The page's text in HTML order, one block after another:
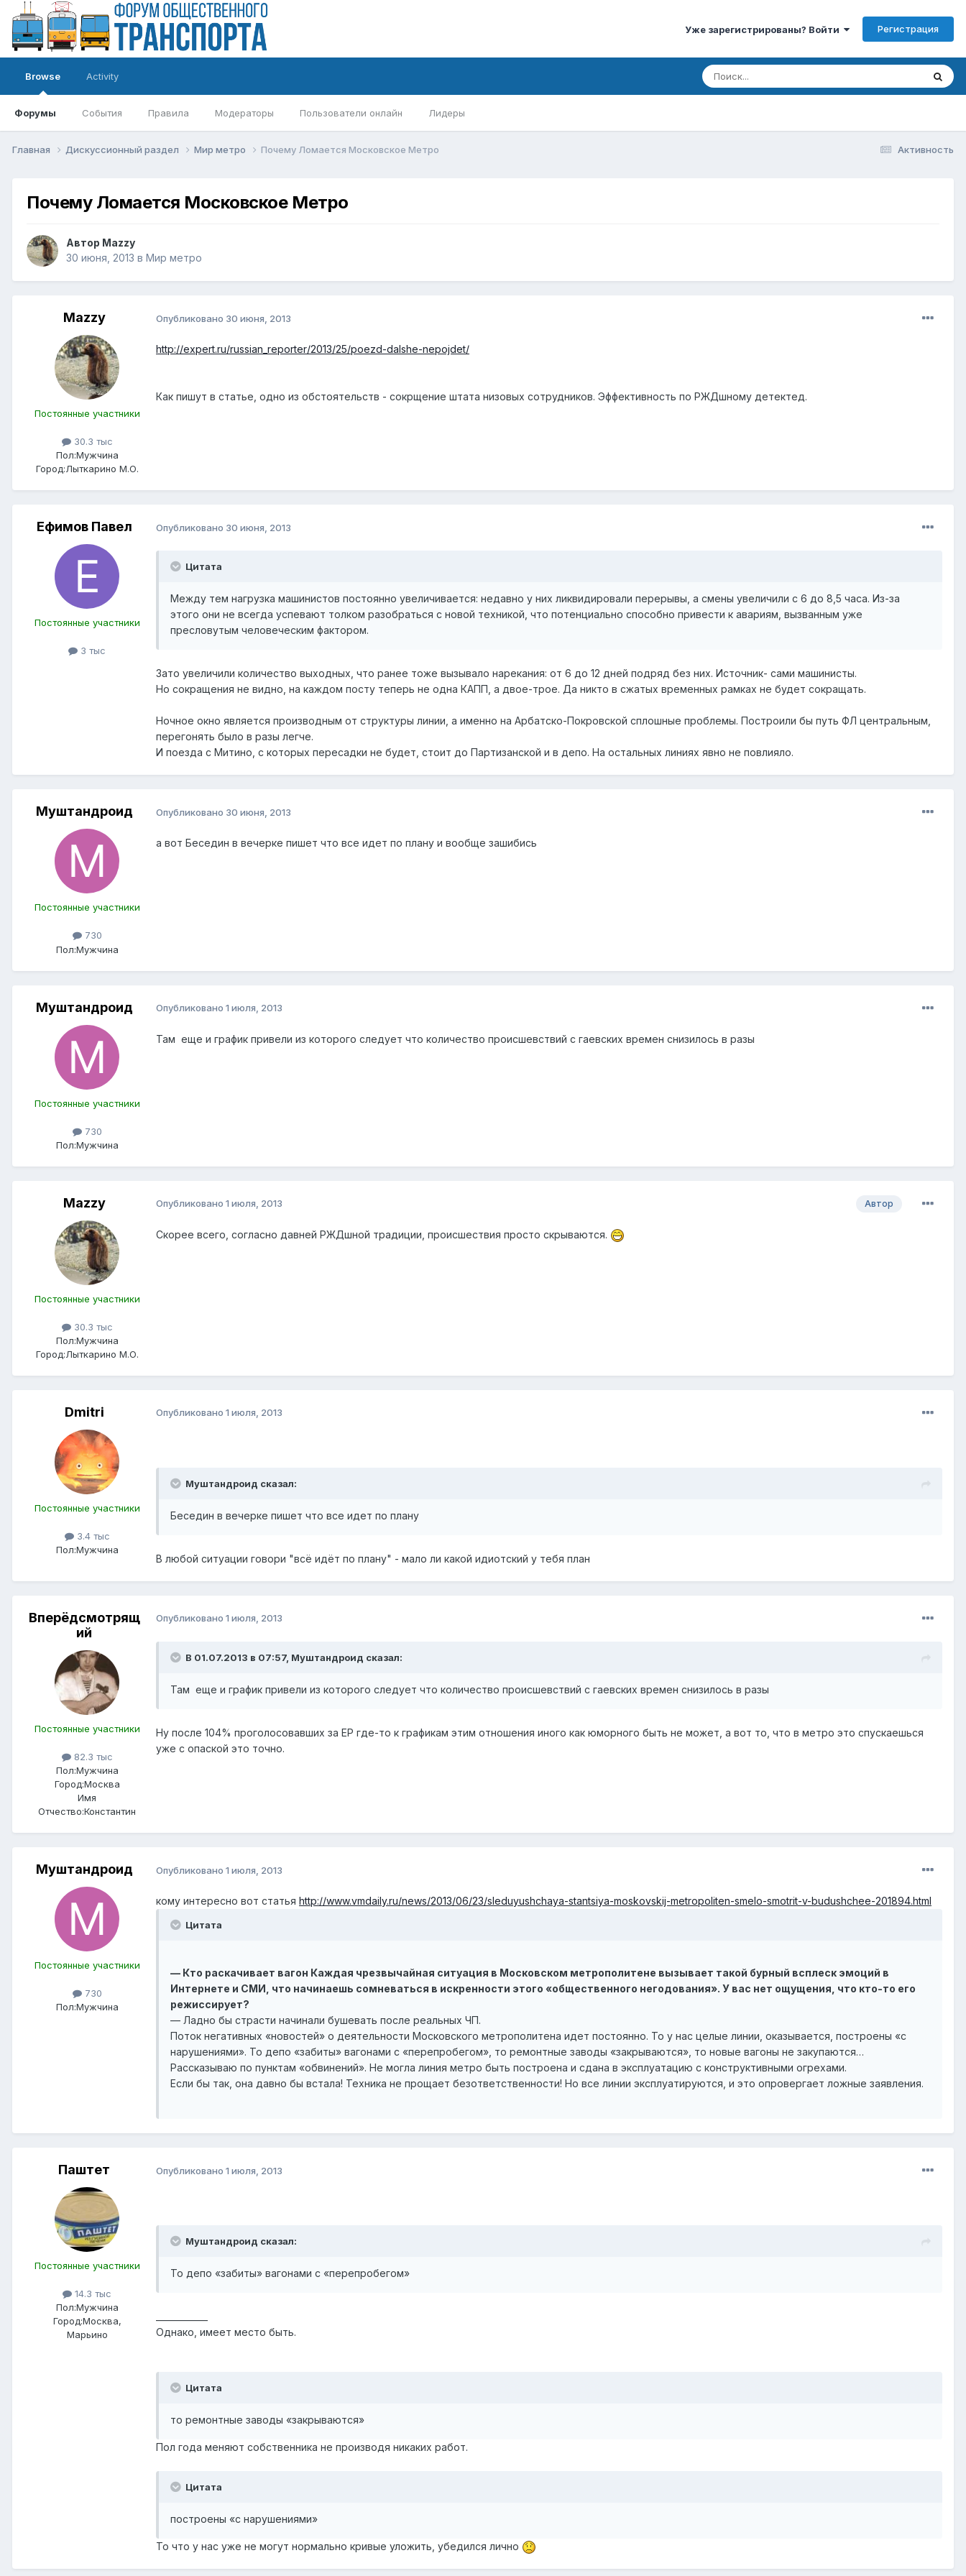
Уже зарегистрированы? Войти Регистрация
Browse
Форумы События Правила Модераторы Пользователи онлайн Лидеры
Activity
Активность
Главная Дискуссионный раздел Мир метро Почему Ломается Московское Метро
Почему Ломается Московское Метро
Автор Mazzy
30 июня, 2013 в Мир метро
Mazzy
Постоянные участники
30.3 тыс
Пол:Мужчина
Город:Лыткарино М.О.
Опубликовано 30 июня, 2013
http://expert.ru/russian_reporter/2013/25/poezd-dalshe-nepojdet/
Как пишут в статье, одно из обстоятельств - сокрщение штата низовых сотрудников. Эффективность по РЖДшному детектед.
Ефимов Павел
Постоянные участники
3 тыс
Опубликовано 30 июня, 2013
Цитата
Между тем нагрузка машинистов постоянно увеличивается: недавно у них ликвидировали перерывы, а смены увеличили с 6 до 8,5 часа. Из-за
этого они не всегда успевают толком разобраться с новой техникой, что потенциально способно привести к авариям, вызванным уже
пресловутым человеческим фактором.
Зато увеличили количество выходных, что ранее тоже вызывало нарекания: от 6 до 12 дней подряд без них. Источник- сами машинисты.
Но сокращения не видно, на каждом посту теперь не одна КАПП, а двое-трое. Да никто в сжатых временных рамках не будет сокращать.
Ночное окно является производным от структуры линии, а именно на Арбатско-Покровской сплошные проблемы. Построили бы путь ФЛ центральным,
перегонять было в разы легче.
И поезда с Митино, с которых пересадки не будет, стоит до Партизанской и в депо. На остальных линиях явно не повлияло.
Муштандроид
Постоянные участники
730
Пол:Мужчина
Опубликовано 30 июня, 2013
а вот Беседин в вечерке пишет что все идет по плану и вообще зашибись
Муштандроид
Постоянные участники
730
Пол:Мужчина
Опубликовано 1 июля, 2013
Там еще и график привели из которого следует что количество происшевствий с гаевских времен снизилось в разы
Mazzy
Постоянные участники
30.3 тыс
Пол:Мужчина
Город:Лыткарино М.О.
Автор
Опубликовано 1 июля, 2013
Скорее всего, согласно давней РЖДшной традиции, происшествия просто скрываются.
Dmitri
Постоянные участники
3.4 тыс
Пол:Мужчина
Опубликовано 1 июля, 2013
Муштандроид сказал:
Беседин в вечерке пишет что все идет по плану
В любой ситуации говори "всё идёт по плану" - мало ли какой идиотский у тебя план
Вперёдсмотрящ
ий
Постоянные участники
82.3 тыс
Пол:Мужчина
Город:Москва
Имя
Отчество:Константин
Опубликовано 1 июля, 2013
В 01.07.2013 в 07:57, Муштандроид сказал:
Там еще и график привели из которого следует что количество происшевствий с гаевских времен снизилось в разы
Ну после 104% проголосовавших за ЕР где-то к графикам этим отношения иного как юморного быть не может, а вот то, что в метро это спускаешься
уже с опаской это точно.
Муштандроид
Постоянные участники
730
Пол:Мужчина
Опубликовано 1 июля, 2013
кому интересно вот статья http://www.vmdaily.ru/news/2013/06/23/sleduyushchaya-stantsiya-moskovskij-metropoliten-smelo-smotrit-v-budushchee-201894.html
Цитата
— Кто раскачивает вагон Каждая чрезвычайная ситуация в Московском метрополитене вызывает такой бурный всплеск эмоций в
Интернете и СМИ, что начинаешь сомневаться в искренности этого «общественного негодования». У вас нет ощущения, что кто-то его
режиссирует?
— Ладно бы страсти начинали бушевать после реальных ЧП.
Поток негативных «новостей» о деятельности Московского метрополитена идет постоянно. То у нас целые линии, оказывается, построены «с
нарушениями». То депо «забиты» вагонами с «перепробегом», то ремонтные заводы «закрываются», то новые вагоны не закупаются…
Рассказываю по пунктам «обвинений». Не могла линия метро быть построена и сдана в эксплуатацию с конструктивными огрехами.
Если бы так, она давно бы встала! Техника не прощает безответственности! Но все линии эксплуатируются, и это опровергает ложные заявления.
Паштет
Постоянные участники
14.3 тыс
Пол:Мужчина
Город:Москва,
Марьино
Опубликовано 1 июля, 2013
Муштандроид сказал:
То депо «забиты» вагонами с «перепробегом»
Однако, имеет место быть.
Цитата
то ремонтные заводы «закрываются»
Пол года меняют собственника не производя никаких работ.
Цитата
построены «с нарушениями»
То что у нас уже не могут нормально кривые уложить, убедился лично